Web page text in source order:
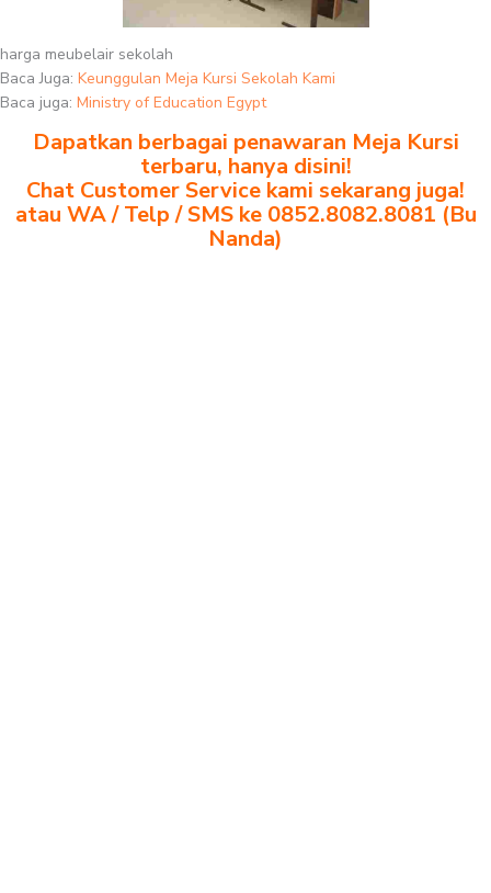
harga meubelair sekolah
Baca Juga: Keunggulan Meja Kursi Sekolah Kami
Baca juga: Ministry of Education Egypt
Dapatkan berbagai penawaran Meja Kursi
terbaru, hanya disini!
Chat Customer Service kami sekarang juga!
atau WA / Telp / SMS ke 0852.8082.8081 (Bu
Nanda)